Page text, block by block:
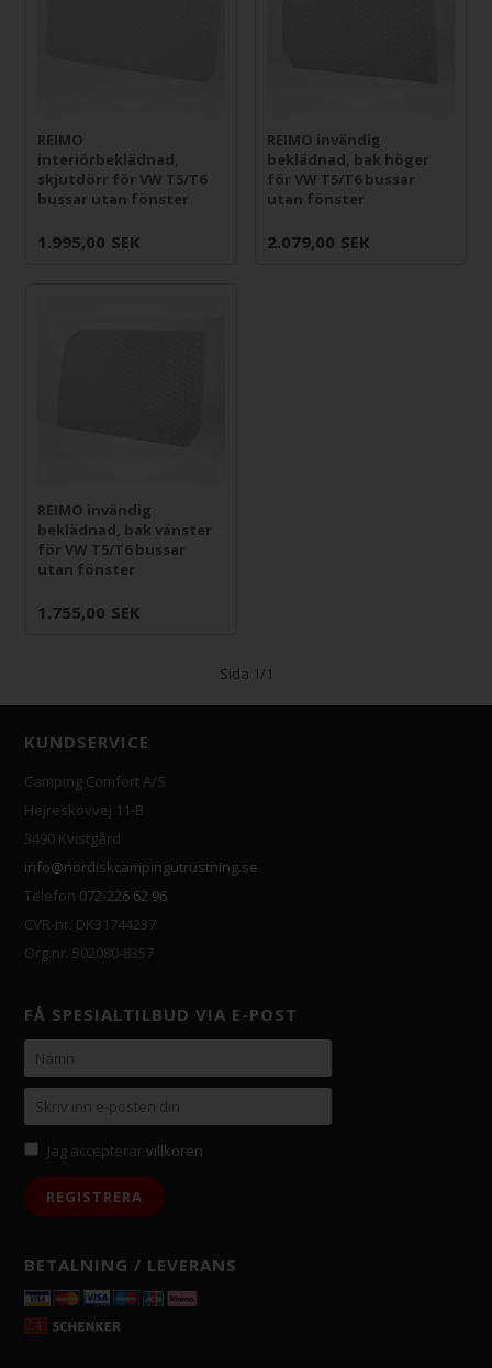
REIMO
interiörbeklädnad,
skjutdörr för VW T5/T6
bussar utan fönster
1.995,00 SEK
REIMO invändig
beklädnad, bak höger
för VW T5/T6 bussar
utan fönster
2.079,00 SEK
REIMO invändig
beklädnad, bak vänster
för VW T5/T6 bussar
utan fönster
1.755,00 SEK
Sida 1/1
KUNDSERVICE
Camping Comfort A/S
Hejreskovvej 11-B
3490 Kvistgård
info@nordiskcampingutrustning.se
Telefon 072-226 62 96
CVR-nr. DK31744237
Org.nr. 502080-8357
FÅ SPESIALTILBUD VIA E-POST
Jag accepterarvillkoren
BETALNING / LEVERANS